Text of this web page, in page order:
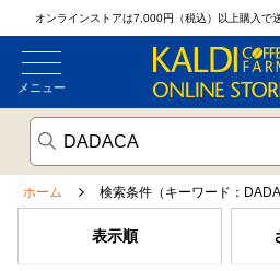
オンラインストアは7,000円（税込）以上購入で
メニュー
ホーム 検索条件（キーワード：
表示順